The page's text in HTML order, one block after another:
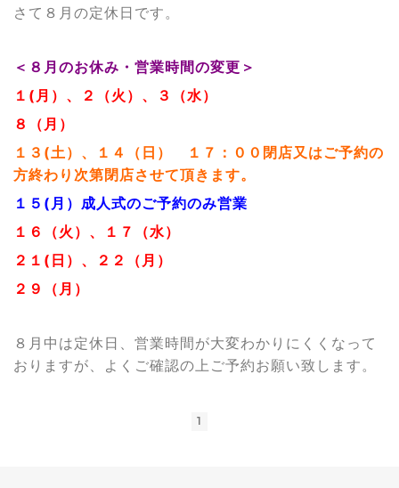
さて８月の定休日です。
＜８月のお休み・営業時間の変更＞
１(月）、２（火）、３（水）
８（月）
１３(土）、１４（日） １７：００閉店又はご予約の
方終わり次第閉店させて頂きます。
１５(月）成人式のご予約のみ営業
１６（火）、１７（水）
２１(日）、２２（月）
２９（月）
８月中は定休日、営業時間が大変わかりにくくなって
おりますが、よくご確認の上ご予約お願い致します。
1